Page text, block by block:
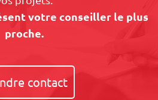
votre conseiller le plus
proche.
contact